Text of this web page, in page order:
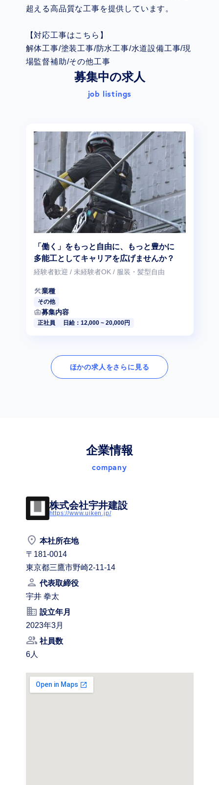
超える高品質な工事を提供しています。
【対応工事はこちら】
解体工事/塗装工事/防水工事/水道設備工事/現
場監督補助/その他工事
募集中の求人
job listings
「働く」をもっと自由に、もっと豊かに
多能工としてキャリアを広げませんか？
経験者歓迎 / 未経験者OK / 服装・髪型自由
construction業種
その他
business_center募集内容
正社員 日給：12,000 ~ 20,000円
ほかの求人をさらに見る
企業情報
company
株式会社宇井建設
https://www.uiken.jp/
place 本社所在地
〒181-0014
東京都三鷹市野崎2-11-14
person 代表取締役
宇井 拳太
business 設立年月
2023年3月
people_alt 社員数
6人